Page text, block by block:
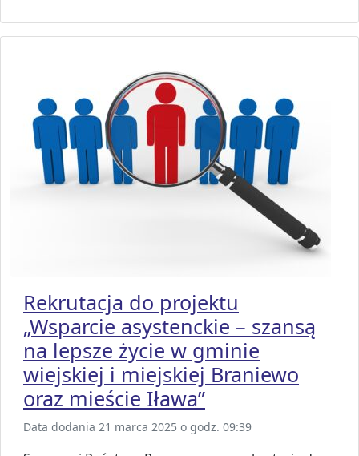
Rekrutacja do projektu
„Wsparcie asystenckie – szansą
na lepsze życie w gminie
wiejskiej i miejskiej Braniewo
oraz mieście Iława”
Data dodania 21 marca 2025 o godz. 09:39